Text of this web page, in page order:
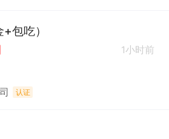
包吃）
1小时前
认证